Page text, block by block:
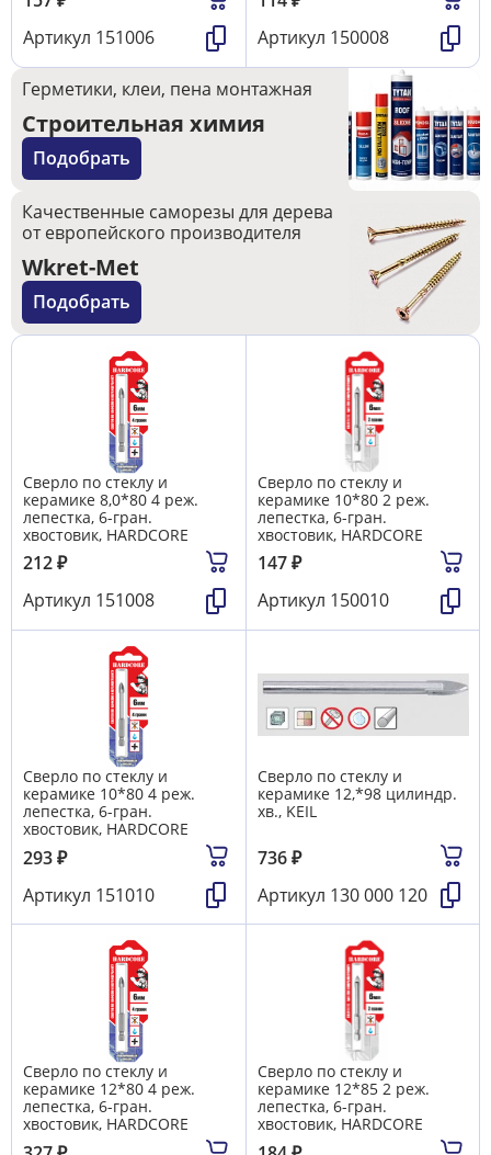
Артикул 151006
Артикул 150008
Герметики, клеи, пена монтажная
Строительная химия
Подобрать
Качественные саморезы для дерева
от европейского производителя
Wkret-Met
Подобрать
Сверло по стеклу и
керамике 8,0*80 4 реж.
лепестка, 6-гран.
хвостовик, HARDCORE
212₽
Артикул 151008
Сверло по стеклу и
керамике 10*80 2 реж.
лепестка, 6-гран.
хвостовик, HARDCORE
147₽
Артикул 150010
Сверло по стеклу и
керамике 10*80 4 реж.
лепестка, 6-гран.
хвостовик, HARDCORE
293₽
Артикул 151010
Сверло по стеклу и
керамике 12,*98 цилиндр.
хв., KEIL
736₽
Артикул 130 000 120
Сверло по стеклу и
керамике 12*80 4 реж.
лепестка, 6-гран.
хвостовик, HARDCORE
Сверло по стеклу и
керамике 12*85 2 реж.
лепестка, 6-гран.
хвостовик, HARDCORE